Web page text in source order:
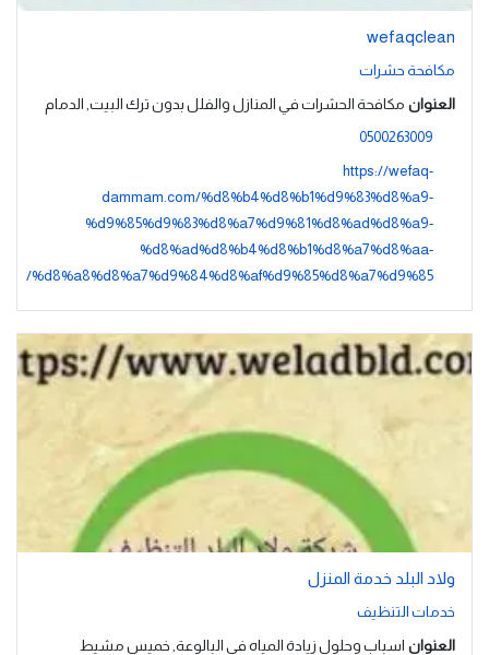
wefaqclean
مكافحة حشرات
العنوان مكافحة الحشرات في المنازل والفلل بدون ترك البيت, الدمام
0500263009
https://wefaq-
dammam.com/%d8%b4%d8%b1%d9%83%d8%a9-
%d9%85%d9%83%d8%a7%d9%81%d8%ad%d8%a9-
%d8%ad%d8%b4%d8%b1%d8%a7%d8%aa-
%d8%a8%d8%a7%d9%84%d8%af%d9%85%d8%a7%d9%85/
ولاد البلد خدمة المنزل
خدمات التنظيف
العنوان اسباب وحلول زيادة المياه في البالوعة, خميس مشيط